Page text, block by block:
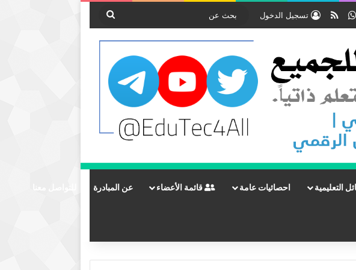
واتسابملخص الموقع RSS
تسجيل الدخول
بحث
التعليمية احصائيات عامة قائمة الأعضاء عن المبادرة